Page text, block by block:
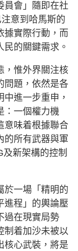
員會」隨即在社
意到哈馬斯的
據實際行動，而
的關鍵需求。
，惟外界關注核
題，依然是各
進一步重申，
：一個權力機
意味着根據聯合
的所有武器與軍
新架構的控制
於一場「精明的
進程」的輿論壓
過在現實局勢
制着加沙未被以
核心武裝，將是